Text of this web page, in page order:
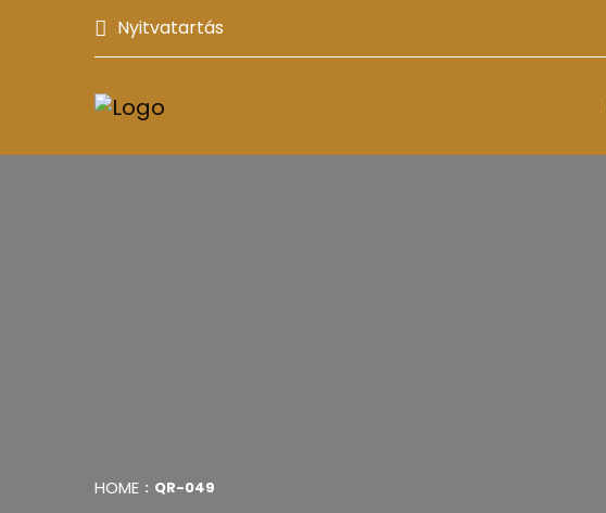
Nyitvatartás
HOME QR-049